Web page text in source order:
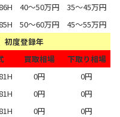
40～50万円
35～45万円
50～60万円
45～55万円
初度登録年
買取相場
下取り相場
0円
0円
0円
0円
0円
0円